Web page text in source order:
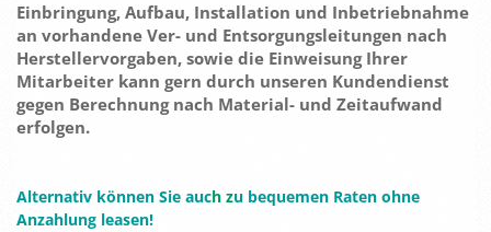
Einbringung, Aufbau, Installation und Inbetriebnahme
an vorhandene Ver- und Entsorgungsleitungen nach
Herstellervorgaben, sowie die Einweisung Ihrer
Mitarbeiter kann gern durch unseren Kundendienst
gegen Berechnung nach Material- und Zeitaufwand
erfolgen.
Alternativ können Sie auch zu bequemen Raten ohne
Anzahlung leasen!